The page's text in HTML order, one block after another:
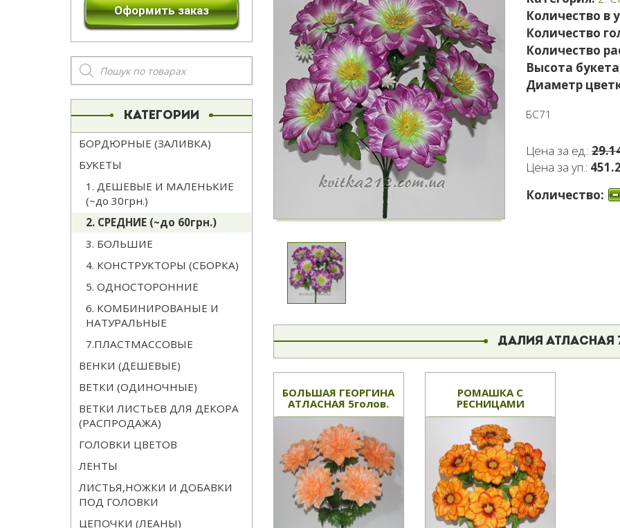
Оформить заказ
Поиск
товаров
КАТЕГОРИИ
БОРДЮРНЫЕ (ЗАЛИВКА)
БУКЕТЫ
1. ДЕШЕВЫЕ И МАЛЕНЬКИЕ
(~до 30грн.)
2. СРЕДНИЕ (~до 60грн.)
3. БОЛЬШИЕ
4. КОНСТРУКТОРЫ (СБОРКА)
5. ОДНОСТОРОННИЕ
6. КОМБИНИРОВАНЫЕ И
НАТУРАЛЬНЫЕ
7.ПЛАСТМАССОВЫЕ
ВЕНКИ (ДЕШЕВЫЕ)
ВЕТКИ (ОДИНОЧНЫЕ)
ВЕТКИ ЛИСТЬЕВ ДЛЯ ДЕКОРА
(РАСПРОДАЖА)
ГОЛОВКИ ЦВЕТОВ
ЛЕНТЫ
ЛИСТЬЯ,НОЖКИ И ДОБАВКИ
ПОД ГОЛОВКИ
ЦЕПОЧКИ (ЛЕАНЫ)
Количество в
Количество
Количество
Высота
Диаметр
БС71
Цена за ед.:
Цена за уп.:
Количество:
ДАЛИЯ АТЛАСНАЯ
БОЛЬШАЯ ГЕОРГИНА
АТЛАСНАЯ 5голов.
РОМАШКА С
РЕСНИЦАМИ